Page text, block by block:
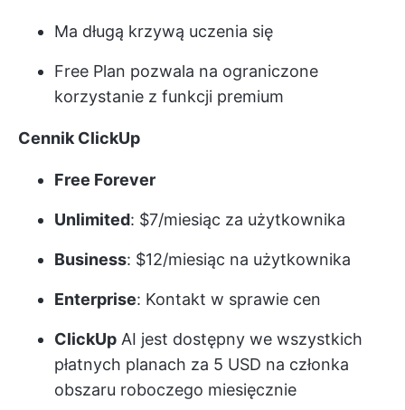
Ma długą krzywą uczenia się
Free Plan pozwala na ograniczone
korzystanie z funkcji premium
Cennik ClickUp
Free Forever
Unlimited: $7/miesiąc za użytkownika
Business: $12/miesiąc na użytkownika
Enterprise: Kontakt w sprawie cen
ClickUp AI jest dostępny we wszystkich
płatnych planach za 5 USD na członka
obszaru roboczego miesięcznie